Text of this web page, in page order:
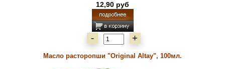
12,90 руб
- +
Масло расторопши "Original Altay", 100мл.